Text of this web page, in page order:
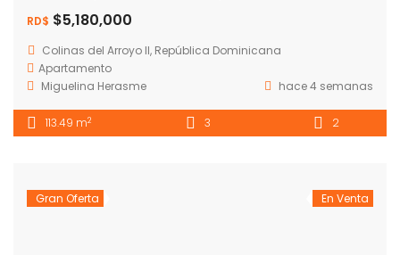
RD$ $5,180,000
Colinas del Arroyo II, República Dominicana
Apartamento
Miguelina Herasme
hace 4 semanas
113.49 m2 3 2
Gran Oferta En Venta